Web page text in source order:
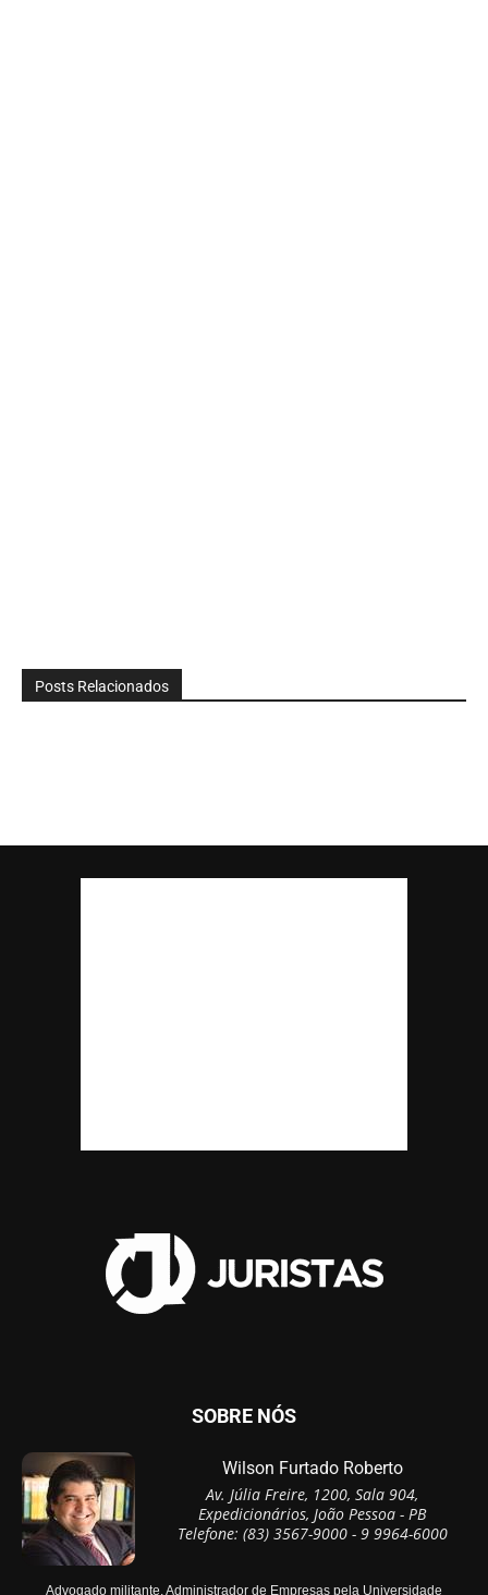
Posts Relacionados
SOBRE NÓS
Wilson Furtado Roberto
Av. Júlia Freire, 1200, Sala 904,
Expedicionários, João Pessoa - PB
Telefone: (83) 3567-9000 - 9 9964-6000
Advogado militante, Administrador de Empresas pela Universidade